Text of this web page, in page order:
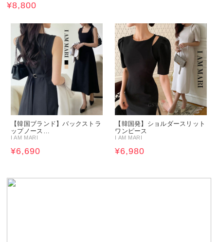
¥8,800
【韓国ブランド】バックストラ
ップノース…
I AM MARI
¥6,690
【韓国発】ショルダースリット
ワンピース
I AM MARI
¥6,980